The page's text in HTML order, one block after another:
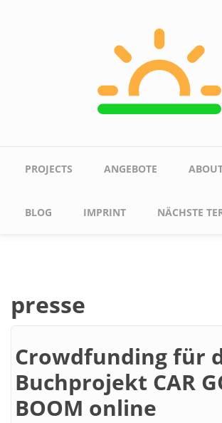
Main menu
PROJECTS ANGEBOTE
BLOG IMPRINT NÄCHSTE
presse
Crowdfunding für
Buchprojekt CAR
BOOM online